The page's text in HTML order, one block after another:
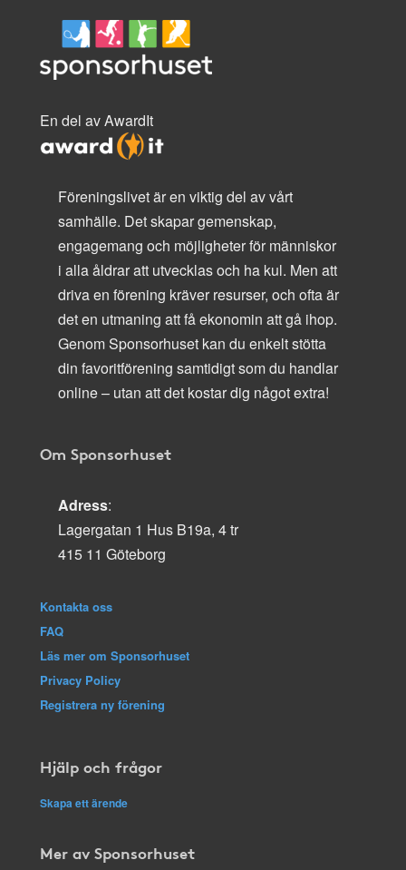
En del av AwardIt
Föreningslivet är en viktig del av vårt
samhälle. Det skapar gemenskap,
engagemang och möjligheter för människor
i alla åldrar att utvecklas och ha kul. Men att
driva en förening kräver resurser, och ofta är
det en utmaning att få ekonomin att gå ihop.
Genom Sponsorhuset kan du enkelt stötta
din favoritförening samtidigt som du handlar
online – utan att det kostar dig något extra!
Om Sponsorhuset
Adress:
Lagergatan 1 Hus B19a, 4 tr
415 11 Göteborg
Kontakta oss
FAQ
Läs mer om Sponsorhuset
Privacy Policy
Registrera ny förening
Hjälp och frågor
Skapa ett ärende
Mer av Sponsorhuset